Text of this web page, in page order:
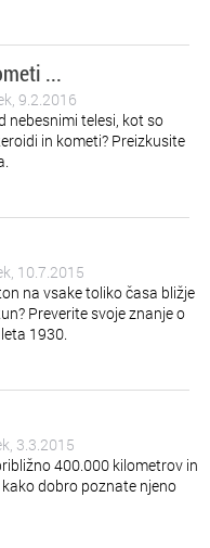
...
9.2.2016
nebesnimi telesi, kot so
in kometi? Preizkusite
10.7.2015
na vsake toliko časa bližje
Preverite svoje znanje o
1930.
3.3.2015
400.000 kilometrov in
dobro poznate njeno